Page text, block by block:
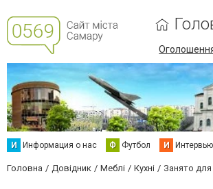
И Информация о нас Ф Футбол И Интервью
Головна Довідник Меблі Кухні Занято